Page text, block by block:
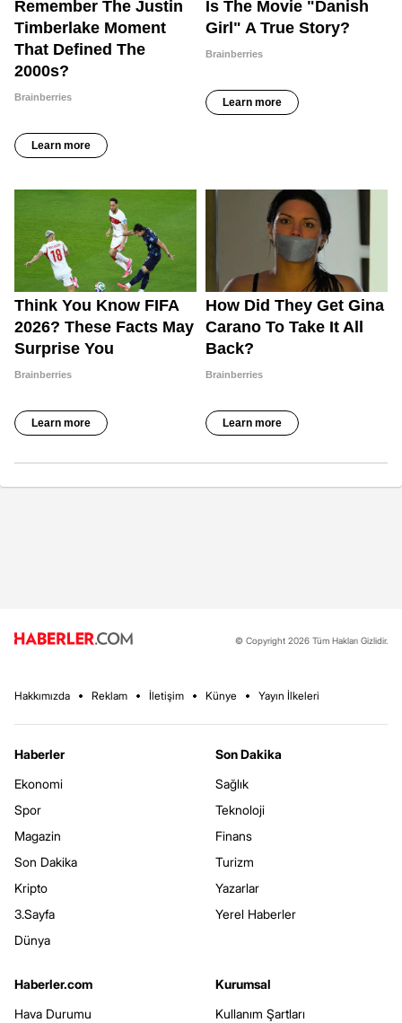
© Copyright 2026 Tüm Hakları Gizlidir.
Hakkımızda Reklam İletişim Künye Yayın İlkeleri
Haberler
Ekonomi
Spor
Magazin
Son Dakika
Kripto
3.Sayfa
Dünya
Son Dakika
Sağlık
Teknoloji
Finans
Turizm
Yazarlar
Yerel Haberler
Haberler.com
Hava Durumu
Kurumsal
Kullanım Şartları